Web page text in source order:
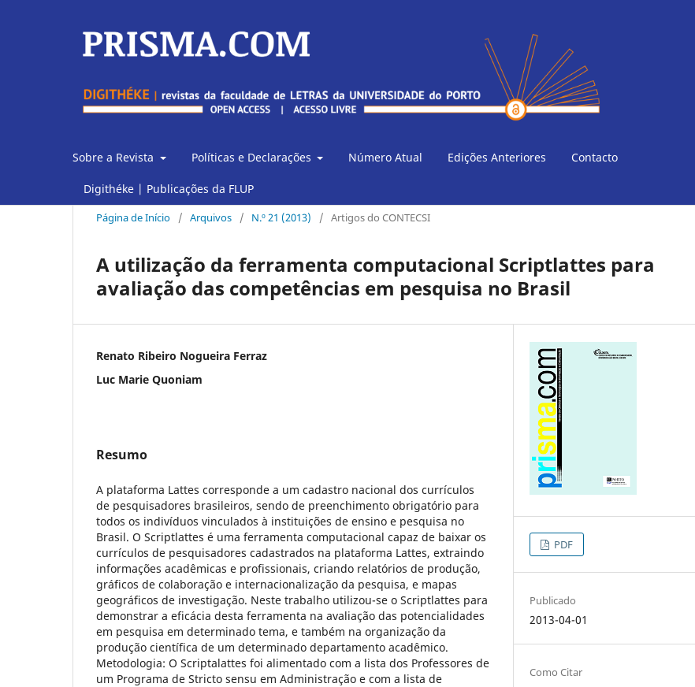
Sobre a Revista Políticas e Declarações Número Atual Edições Anteriores Contacto
Digithéke | Publicações da FLUP
Página de Início / Arquivos / N.º 21 (2013) / Artigos do CONTECSI
A utilização da ferramenta computacional Scriptlattes para
avaliação das competências em pesquisa no Brasil
Renato Ribeiro Nogueira Ferraz
Luc Marie Quoniam
Resumo
A plataforma Lattes corresponde a um cadastro nacional dos currículos
de pesquisadores brasileiros, sendo de preenchimento obrigatório para
todos os indivíduos vinculados à instituições de ensino e pesquisa no
Brasil. O Scriptlattes é uma ferramenta computacional capaz de baixar os
currículos de pesquisadores cadastrados na plataforma Lattes, extraindo
informações acadêmicas e profissionais, criando relatórios de produção,
gráficos de colaboração e internacionalização da pesquisa, e mapas
geográficos de investigação. Neste trabalho utilizou-se o Scriptlattes para
demonstrar a eficácia desta ferramenta na avaliação das potencialidades
em pesquisa em determinado tema, e também na organização da
produção científica de um determinado departamento acadêmico.
Metodologia: O Scriptalattes foi alimentado com a lista dos Professores de
um Programa de Stricto sensu em Administração e com a lista de
PDF
Publicado
2013-04-01
Como Citar